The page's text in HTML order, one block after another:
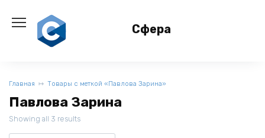
содержанию
Сфера
Главная Товары с меткой «Павлова Зарина»
Павлова Зарина
Showing all 3 results